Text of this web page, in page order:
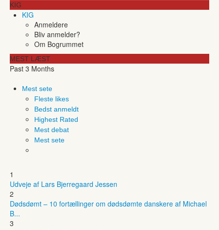
KIG
KIG
Anmeldere
Bliv anmelder?
Om Bogrummet
MEST LÆST
Past 3 Months
Mest sete
Fleste likes
Bedst anmeldt
Highest Rated
Mest debat
Mest sete
1
Udveje af Lars Bjerregaard Jessen
2
Dødsdømt – 10 fortællinger om dødsdømte danskere af Michael
B...
3